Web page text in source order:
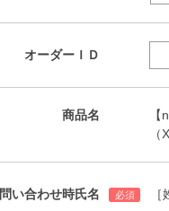
オーダーＩＤ
商品名
い合わせ時氏名 ［